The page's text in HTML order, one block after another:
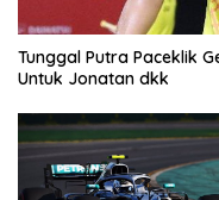
Tunggal Putra Paceklik
Untuk Jonatan dkk